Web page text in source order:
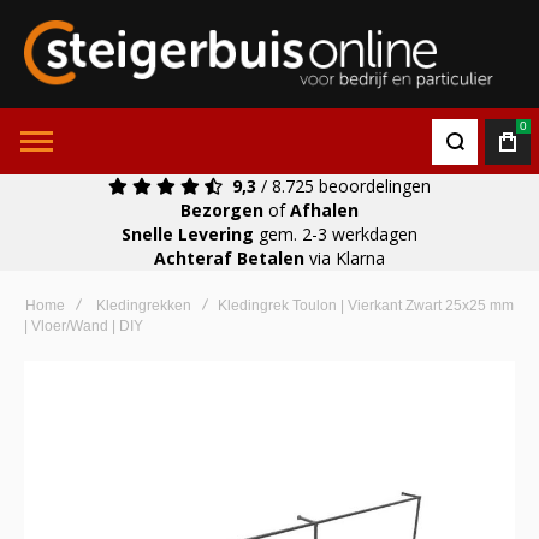
0
9,3 / 8.725 beoordelingen
Bezorgen ofAfhalen
Snelle Levering gem. 2-3 werkdagen
Achteraf Betalen via Klarna
Home Kledingrekken
Kledingrek Toulon | Vierkant Zwart 25x25 mm
| Vloer/Wand | DIY